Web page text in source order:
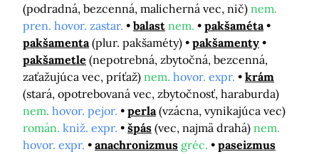
(podradná, bezcenná, malicherná vec, nič) nem.
pren. hovor. zastar.
balast nem.
pakšaméta
pakšamenta (plur. pakšaméty)
pakšamenty
pakšametle (nepotrebná, zbytočná, bezcenná,
zaťažujúca vec, príťaž) nem. hovor. expr.
krám
(stará, opotrebovaná vec, zbytočnosť, haraburda)
nem. hovor. pejor. perla (vzácna, vynikajúca vec)
román. kniž. expr. špás (vec, najmä drahá) nem.
hovor. expr.
anachronizmus gréc.
paseizmus